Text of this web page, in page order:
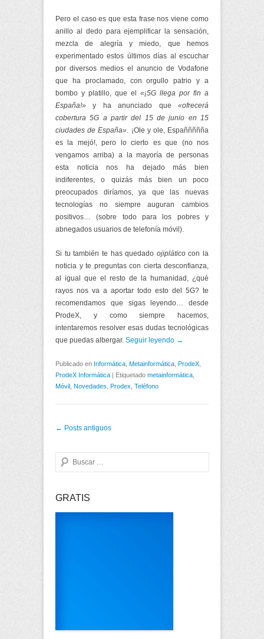
Pero el caso es que esta frase nos viene como
anillo al dedo para ejemplificar la sensación,
mezcla de alegría y miedo, que hemos
experimentado estos últimos días al escuchar
por diversos medios el anuncio de Vodafone
que ha proclamado, con orgullo patrio y a
bombo y platillo, que el «¡5G llega por fin a
España!» y ha anunciado que «ofrecerá
cobertura 5G a partir del 15 de junio en 15
ciudades de España» . ¡Ole y ole, Españñññña
es la mejó!, pero lo cierto es que (no nos
vengamos arriba) a la mayoría de personas
esta noticia nos ha dejado más bien
indiferentes, o quizás más bien un poco
preocupados diríamos, ya que las nuevas
tecnologías no siempre auguran cambios
positivos… (sobre todo para los pobres y
abnegados usuarios de telefonía móvil).
Si tu también te has quedado ojipláticocon la
noticia y te preguntas con cierta desconfianza,
al igual que el resto de la humanidad, ¿qué
rayos nos va a aportar todo esto del 5G? te
recomendamos que sigas leyendo… desde
ProdeX, y como siempre hacemos,
intentaremos resolver esas dudas tecnológicas
que puedas albergar. Seguir leyendo →
Publicado en Informática Metainformática ProdeX
ProdeX Informática | Etiquetado metainformática
Móvil Novedades Prodex Teléfono
Post navigation
← Posts antiguos
Buscar
GRATIS